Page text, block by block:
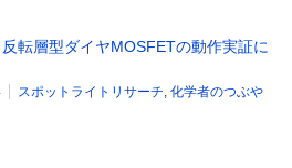
転層型ダイヤMOSFETの動作実証に
スポットライトリサーチ 化学者のつぶや